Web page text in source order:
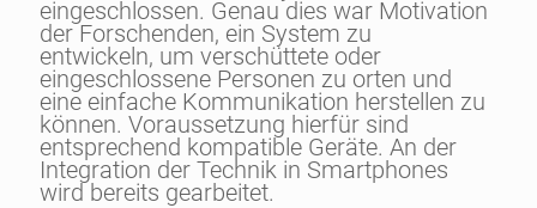
eingeschlossen. Genau dies war Motivation
der Forschenden, ein System zu
entwickeln, um verschüttete oder
eingeschlossene Personen zu orten und
eine einfache Kommunikation herstellen zu
können. Voraussetzung hierfür sind
entsprechend kompatible Geräte. An der
Integration der Technik in Smartphones
wird bereits gearbeitet.